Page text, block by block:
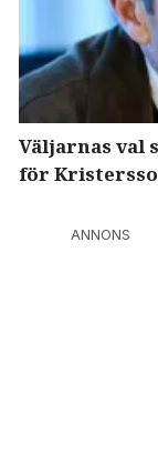
Väljarnas val
för
ANNONS